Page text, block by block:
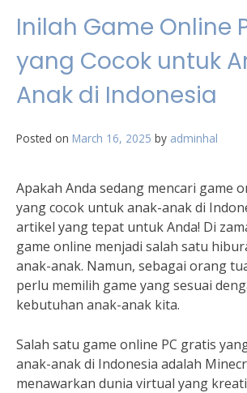
Inilah Game Online
yang Cocok untuk
Anak di Indonesia
Posted on March 16, 2025 by adminhal
Apakah Anda sedang mencari game
yang cocok untuk anak-anak di
artikel yang tepat untuk Anda! Di
game online menjadi salah satu
anak-anak. Namun, sebagai orang
perlu memilih game yang sesuai
kebutuhan anak-anak kita.
Salah satu game online PC gratis
anak-anak di Indonesia adalah
menawarkan dunia virtual yang